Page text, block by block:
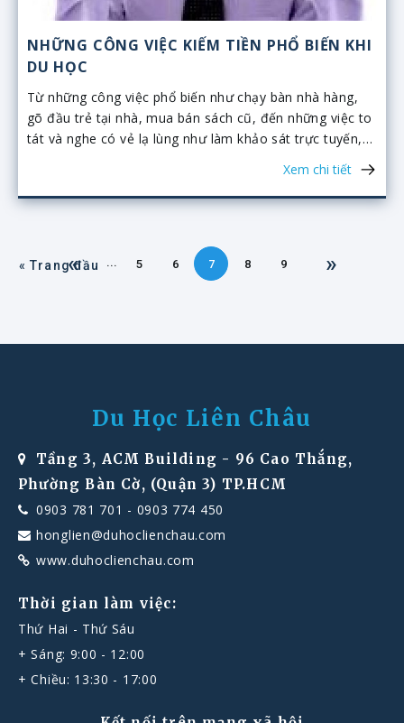
NHỮNG CÔNG VIỆC KIẾM TIỀN PHỔ BIẾN KHI
DU HỌC
Từ những công việc phổ biến như chạy bàn nhà hàng,
gõ đầu trẻ tại nhà, mua bán sách cũ, đến những việc to
tát và nghe có vẻ lạ lùng như làm khảo sát trực tuyến,
Xem chi tiết
« Trang đầu
« ... 5 6 7 8 9 »
Du Học Liên Châu
Tầng 3, ACM Building - 96 Cao Thắng,
Phường Bàn Cờ, (Quận 3) TP.HCM
0903 781 701 - 0903 774 450
honglien@duhoclienchau.com
www.duhoclienchau.com
Thời gian làm việc:
Thứ Hai - Thứ Sáu
+ Sáng: 9:00 - 12:00
+ Chiều: 13:30 - 17:00